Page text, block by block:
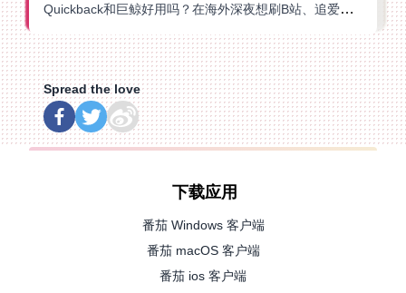
Quickback和巨鲸好用吗？在海外深夜想刷B站、追爱奇艺的你，或许正需要这份答案
Spread the love
下载应用
番茄 Windows 客户端
番茄 macOS 客户端
番茄 ios 客户端